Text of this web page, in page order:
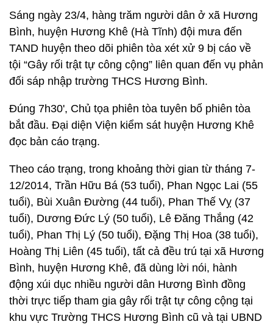
Sáng ngày 23/4, hàng trăm người dân ở xã Hương
Bình, huyện Hương Khê (Hà Tĩnh) đội mưa đến
TAND huyện theo dõi phiên tòa xét xử 9 bị cáo về
tội “Gây rối trật tự công cộng” liên quan đến vụ phản
đối sáp nhập trường THCS Hương Bình.
Đúng 7h30', Chủ tọa phiên tòa tuyên bố phiên tòa
bắt đầu. Đại diện Viện kiểm sát huyện Hương Khê
đọc bản cáo trạng.
Theo cáo trạng, trong khoảng thời gian từ tháng 7-
12/2014, Trần Hữu Bá (53 tuổi), Phan Ngọc Lai (55
tuổi), Bùi Xuân Đường (44 tuổi), Phan Thế Vỵ (37
tuổi), Dương Đức Lý (50 tuổi), Lê Đăng Thắng (42
tuổi), Phan Thị Lý (50 tuổi), Đặng Thị Hoa (38 tuổi),
Hoàng Thị Liên (45 tuổi), tất cả đều trú tại xã Hương
Bình, huyện Hương Khê, đã dùng lời nói, hành
động xúi dục nhiều người dân Hương Bình đồng
thời trực tiếp tham gia gây rối trật tự công cộng tại
khu vực Trường THCS Hương Bình cũ và tại UBND